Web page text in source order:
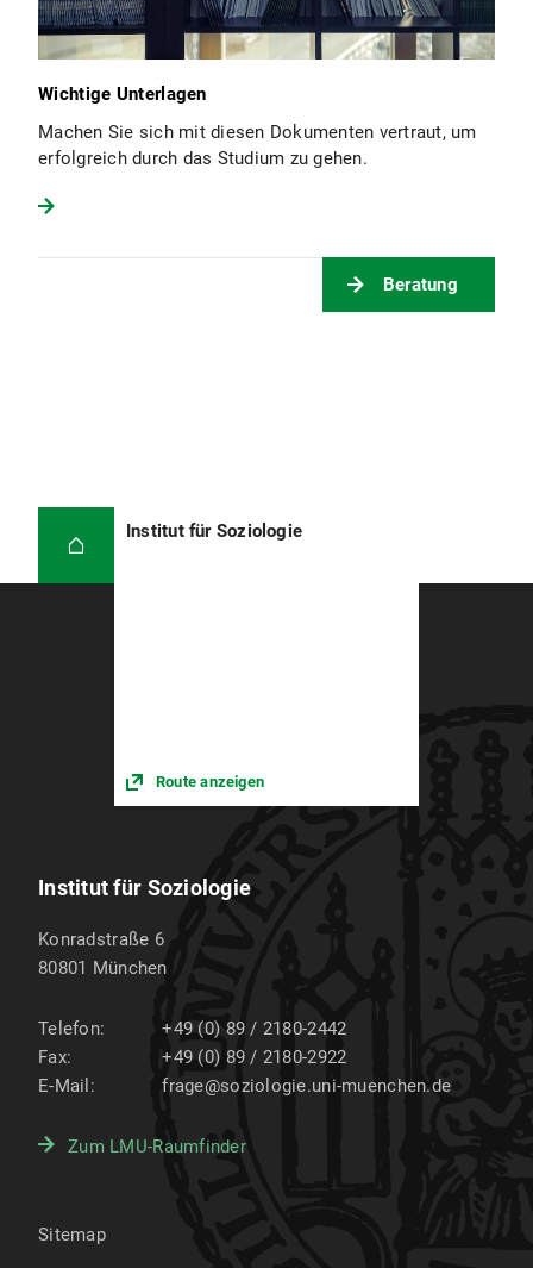
Wichtige Unterlagen
Machen Sie sich mit diesen Dokumenten vertraut, um
erfolgreich durch das Studium zu gehen.
Beratung
Institut für Soziologie
Route anzeigen
Institut für Soziologie
Konradstraße 6
80801 München
Telefon:
+49 (0) 89 / 2180-2442
Fax:
+49 (0) 89 / 2180-2922
E-Mail:
frage@soziologie.uni-muenchen.de
Zum LMU-Raumfinder
Sitemap